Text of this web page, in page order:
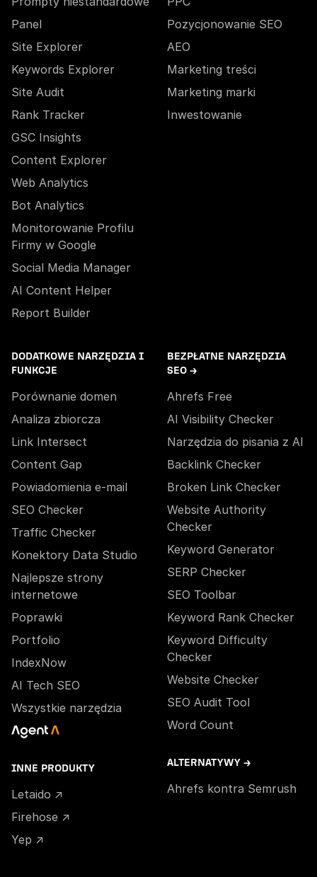
Panel
Site Explorer
Keywords Explorer
Site Audit
Rank Tracker
GSC Insights
Content Explorer
Web Analytics
Bot Analytics
Monitorowanie Profilu
Firmy w Google
Social Media Manager
AI Content Helper
Report Builder
Pozycjonowanie SEO
AEO
Marketing treści
Marketing marki
Inwestowanie
DODATKOWE NARZĘDZIA I
FUNKCJE
Porównanie domen
Analiza zbiorcza
Link Intersect
Content Gap
Powiadomienia e-mail
SEO Checker
Traffic Checker
Konektory Data Studio
Najlepsze strony
internetowe
Poprawki
Portfolio
IndexNow
AI Tech SEO
Wszystkie narzędzia
INNE PRODUKTY
Letaido ↗
Firehose ↗
Yep ↗
BEZPŁATNE NARZĘDZIA
SEO →
Ahrefs Free
AI Visibility Checker
Narzędzia do pisania z AI
Backlink Checker
Broken Link Checker
Website Authority
Checker
Keyword Generator
SERP Checker
SEO Toolbar
Keyword Rank Checker
Keyword Difficulty
Checker
Website Checker
SEO Audit Tool
Word Count
ALTERNATYWY →
Ahrefs kontra Semrush